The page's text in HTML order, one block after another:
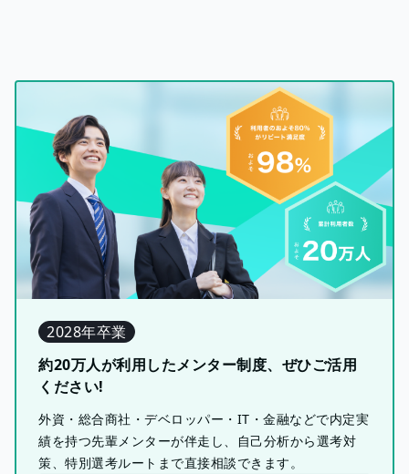
2028年卒業
約20万人が利用したメンター制度、ぜひご活用
ください!
外資・総合商社・デベロッパー・IT・金融などで内定実
績を持つ先輩メンターが伴走し、自己分析から選考対
策、特別選考ルートまで直接相談できます。